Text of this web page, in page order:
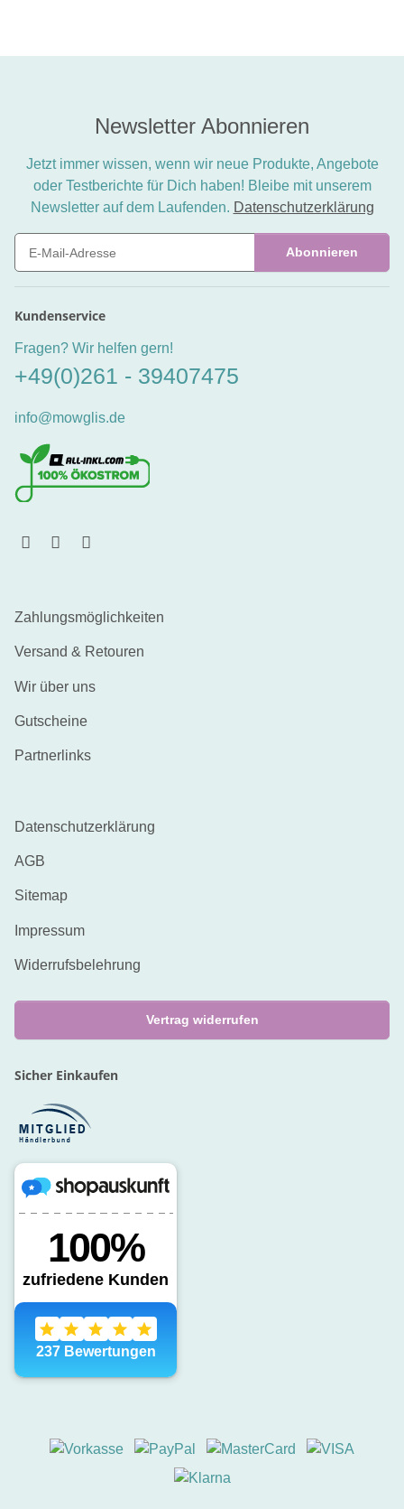
Newsletter Abonnieren
Jetzt immer wissen, wenn wir neue Produkte, Angebote
oder Testberichte für Dich haben! Bleibe mit unserem
Newsletter auf dem Laufenden. Datenschutzerklärung
Abonnieren
Kundenservice
Fragen? Wir helfen gern!
+49(0)261 - 39407475
info@mowglis.de
Zahlungsmöglichkeiten
Versand & Retouren
Wir über uns
Gutscheine
Partnerlinks
Datenschutzerklärung
AGB
Sitemap
Impressum
Widerrufsbelehrung
Vertrag widerrufen
Sicher Einkaufen